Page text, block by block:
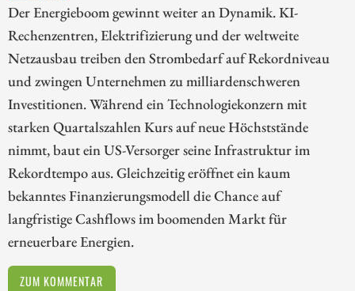
Der Energieboom gewinnt weiter an Dynamik. KI-
Rechenzentren, Elektrifizierung und der weltweite
Netzausbau treiben den Strombedarf auf Rekordniveau
und zwingen Unternehmen zu milliardenschweren
Investitionen. Während ein Technologiekonzern mit
starken Quartalszahlen Kurs auf neue Höchststände
nimmt, baut ein US-Versorger seine Infrastruktur im
Rekordtempo aus. Gleichzeitig eröffnet ein kaum
bekanntes Finanzierungsmodell die Chance auf
langfristige Cashflows im boomenden Markt für
erneuerbare Energien.
ZUM KOMMENTAR